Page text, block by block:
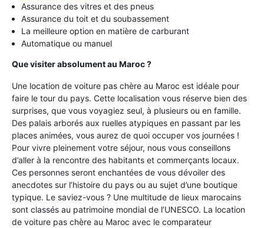
Assurance des vitres et des pneus
Assurance du toit et du soubassement
La meilleure option en matière de carburant
Automatique ou manuel
Que visiter absolument au Maroc ?
Une location de voiture pas chère au Maroc est idéale pour
faire le tour du pays. Cette localisation vous réserve bien des
surprises, que vous voyagiez seul, à plusieurs ou en famille.
Des palais arborés aux ruelles atypiques en passant par les
places animées, vous aurez de quoi occuper vos journées !
Pour vivre pleinement votre séjour, nous vous conseillons
d’aller à la rencontre des habitants et commerçants locaux.
Ces personnes seront enchantées de vous dévoiler des
anecdotes sur l’histoire du pays ou au sujet d’une boutique
typique. Le saviez-vous ? Une multitude de lieux marocains
sont classés au patrimoine mondial de l’UNESCO. La location
de voiture pas chère au Maroc avec le comparateur